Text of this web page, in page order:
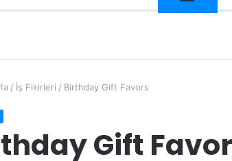
/ İş Fikirleri / Birthday Gift Favors
Gift